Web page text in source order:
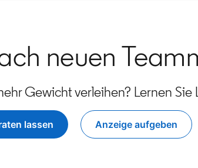
neuen
Gewicht verleihen? Lernen Sie
lassen Anzeige aufgeben